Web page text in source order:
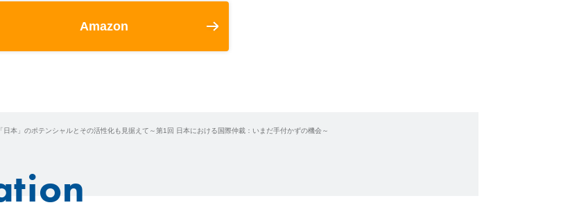
Amazon
本」のポテンシャルとその活性化も見据えて～第1回 日本における国際仲裁：いまだ手付かずの機会～